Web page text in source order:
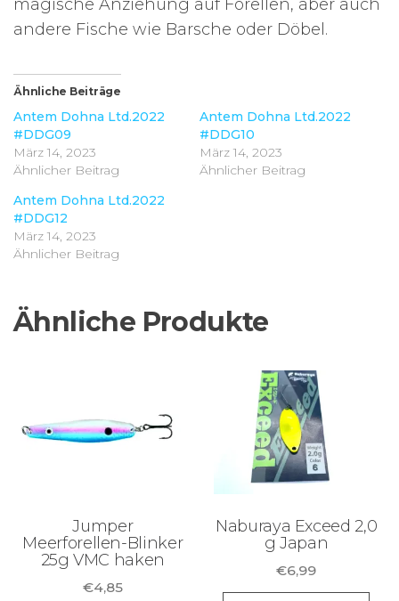
magische Anziehung auf Forellen, aber auch
andere Fische wie Barsche oder Döbel.
Ähnliche Beiträge
Antem Dohna Ltd.2022
#DDG09
März 14, 2023
Ähnlicher Beitrag
Antem Dohna Ltd.2022
#DDG10
März 14, 2023
Ähnlicher Beitrag
Antem Dohna Ltd.2022
#DDG12
März 14, 2023
Ähnlicher Beitrag
Ähnliche Produkte
Jumper
Meerforellen-Blinker
25g VMC haken
€4,85
Naburaya Exceed 2,0
g Japan
€6,99